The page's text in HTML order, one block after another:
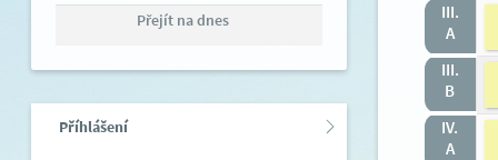
Přejít na dnes
Příhlášení
III.
A
III.
B
IV.
A